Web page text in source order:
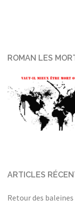
ROMAN LES
ARTICLES
Retour des baleines